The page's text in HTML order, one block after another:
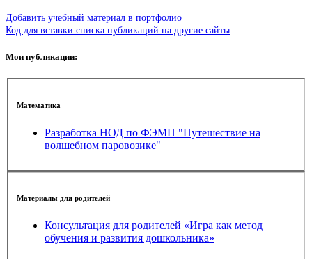
Добавить учебный материал в портфолио
Код для вставки списка публикаций на другие сайты
Мои публикации:
Математика
Разработка НОД по ФЭМП "Путешествие на
волшебном паровозике"
Материалы для родителей
Консультация для родителей «Игра как метод
обучения и развития дошкольника»